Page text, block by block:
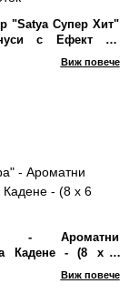
"Satya Супер Хит"
с Ефект на
Виж повече
- Ароматни
Кадене - (8 x 6
Виж повече